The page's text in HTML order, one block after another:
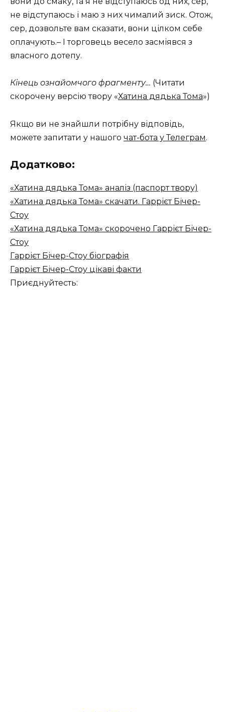
не відступаюсь і маю з них чималий зиск. Отож,
сер, дозвольте вам сказати, вони цілком себе
оплачують.– І торговець весело засміявся з
власного дотепу.
Кінець ознайомчого фрагменту… (Читати
скорочену версію твору «Хатина дядька Тома»)
Якщо ви не знайшли потрібну відповідь,
можете запитати у нашого чат-бота у Телеграм.
Додатково:
«Хатина дядька Тома» аналіз (паспорт твору)
«Хатина дядька Тома» скачати. Гаррієт Бічер-
Стоу
«Хатина дядька Тома» скорочено Гаррієт Бічер-
Стоу
Гаррієт Бічер-Стоу біографія
Гаррієт Бічер-Стоу цікаві факти
Приєднуйтесть: